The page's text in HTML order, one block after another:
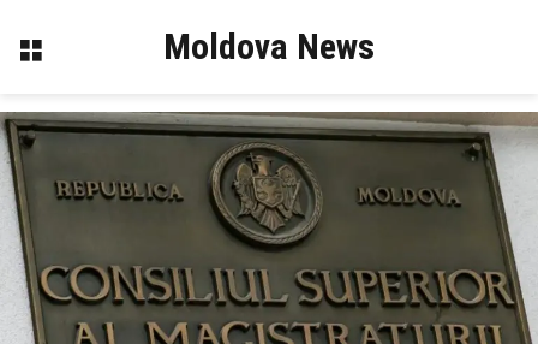
Menu Moldova News